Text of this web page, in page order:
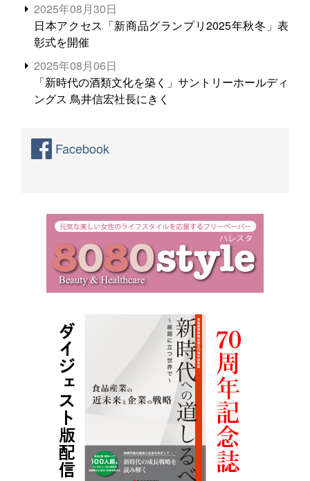
2025年08月30日
日本アクセス「新商品グランプリ2025年秋冬」表
彰式を開催
2025年08月06日
「新時代の酒類文化を築く」サントリーホールディ
ングス 鳥井信宏社長にきく
Facebook